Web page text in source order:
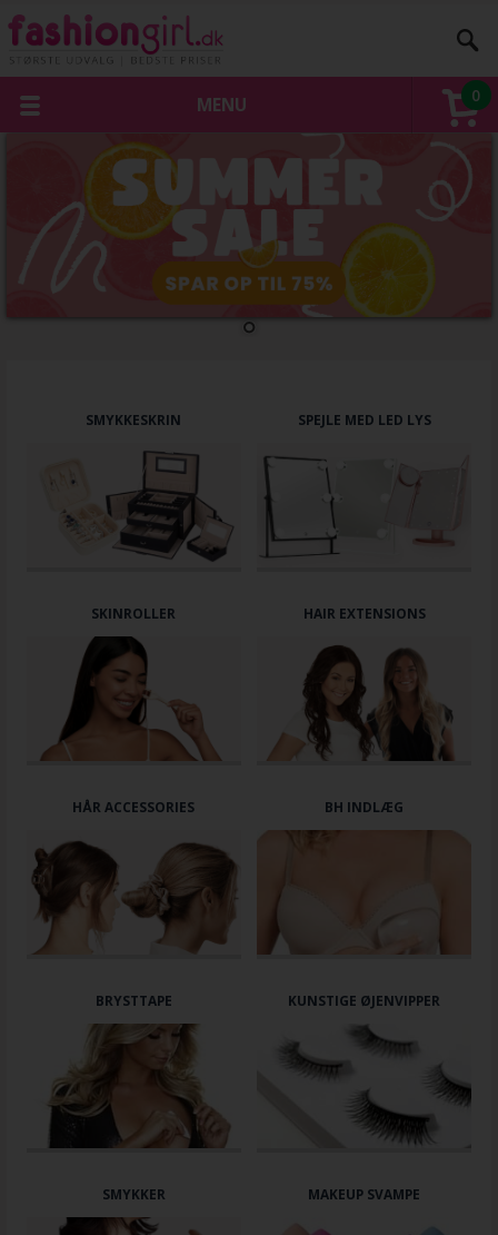
0
MENU
SMYKKESKRIN SPEJLE MED LED LYS
SKINROLLER HAIR EXTENSIONS
HÅR ACCESSORIES BH INDLÆG
BRYSTTAPE KUNSTIGE ØJENVIPPER
SMYKKER MAKEUP SVAMPE